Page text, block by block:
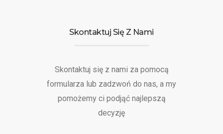
Skontaktuj Się Z Nami
Skontaktuj się z nami za pomocą
formularza lub zadzwoń do nas, a my
pomożemy ci podjąć najlepszą
decyzję